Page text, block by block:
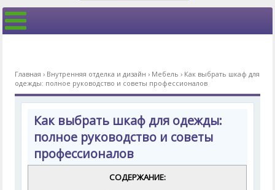
Главная › Внутренняя отделка и дизайн › Мебель › Как выбрать шкаф для
одежды: полное руководство и советы профессионалов
Как выбрать шкаф для одежды:
полное руководство и советы
профессионалов
СОДЕРЖАНИЕ: